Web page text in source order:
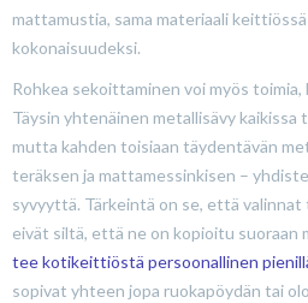
mattamustia, sama materiaali
kokonaisuudeksi.
Rohkea sekoittaminen voi myös
Täysin yhtenäinen metallisävy kaikissa
mutta kahden toisiaan täydentävän
teräksen ja mattamessinkisen –
syvyyttä. Tärkeintä on se, että
eivät siltä, että ne on kopioitu
tee kotikeittiöstä persoonallinen
sopivat yhteen jopa ruokapöydän tai